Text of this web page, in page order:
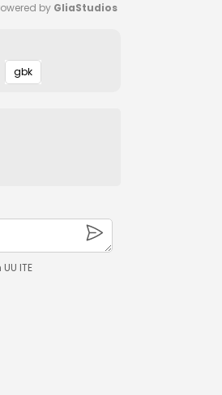
by GliaStudios
gbk
ITE